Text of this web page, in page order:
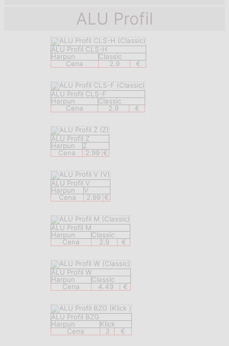
ALU Profil
ALU Profil CLS-H
Harpun
Classic
Cena
2.9 €
ALU Profil CLS-F
Harpun
Classic
Cena
2.9 €
ALU Profil Z
Harpun
Z
Cena
2.99 €
ALU Profil V
Harpun
V
Cena
2.99 €
ALU Profil M
Harpun
Classic
Cena
2.9 €
ALU Profil W
Harpun
Classic
Cena
4.49 €
ALU Profil BZG
Harpun
Klick
Cena
3 €